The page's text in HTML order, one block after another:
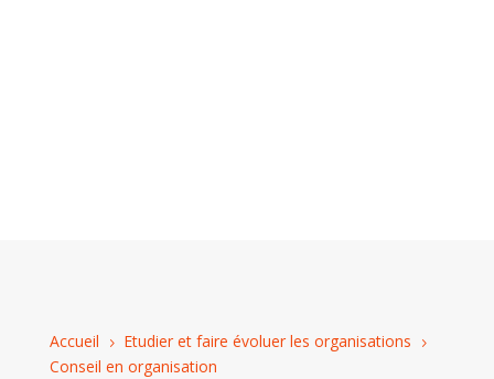
Accueil 5 Etudier et faire évoluer les organisations 5
Conseil en organisation